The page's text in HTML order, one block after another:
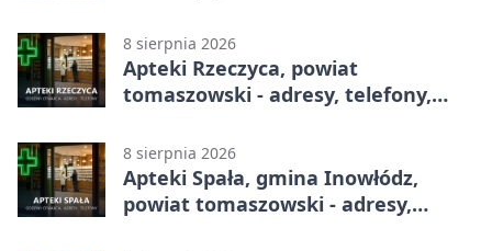
8 sierpnia 2026
Apteki Rzeczyca, powiat
tomaszowski - adresy, telefony,
8 sierpnia 2026
Apteki Spała, gmina Inowłódz,
powiat tomaszowski - adresy,